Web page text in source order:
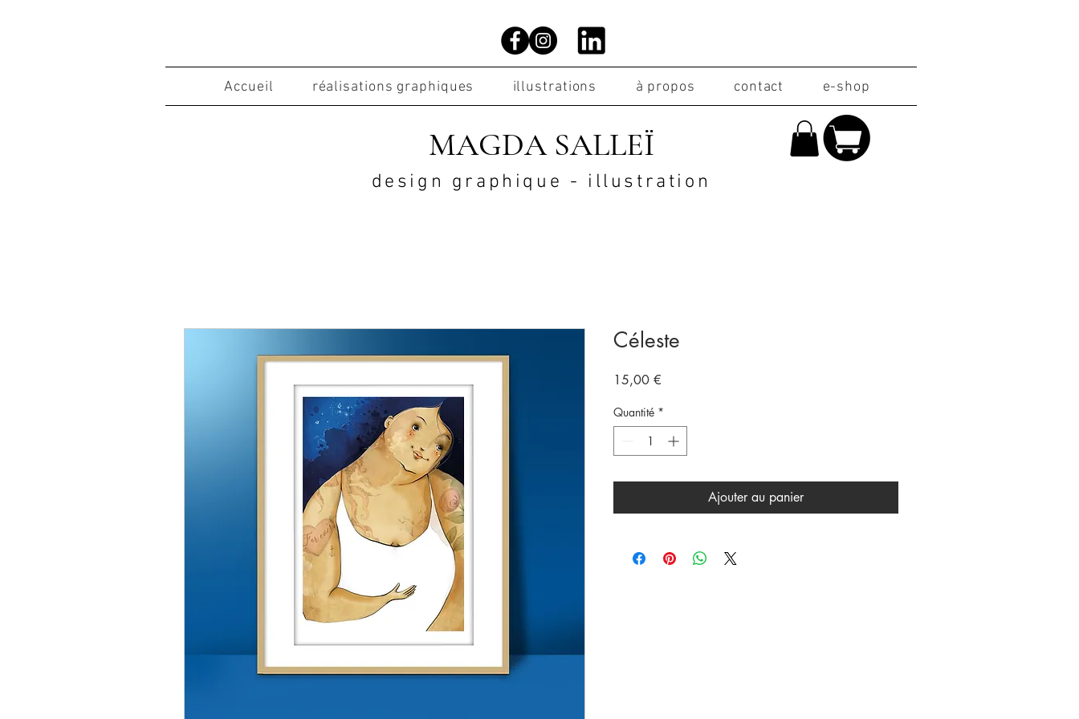
Accueil réalisations graphiques illustrations à propos contact e-shop
MAGDA SALLEÏ
design graphique - illustration
Céleste
15,00 €
Quantité *
Ajouter au panier